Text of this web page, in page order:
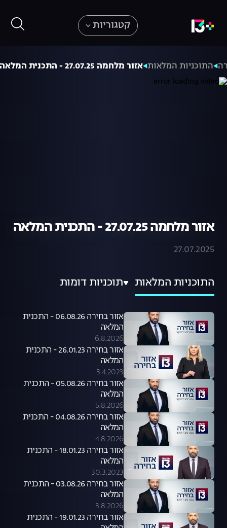
קטגוריות
התוכניות המלאות אזור מלחמה 27.07.25 - התכנית המלאה
אזור מלחמה 27.07.25 - התכנית המלאה
27.07.2025
התוכניות המלאות תוכניות דומות
אזור בחירה 06.08.26 - התכנית
המלאה
6.8.2026
אזור בחירה 26.01.23 - התכנית
המלאה
3.4.2023
אזור בחירה 05.08.26 - התכנית
המלאה
5.8.2026
אזור בחירה 04.08.26 - התכנית
המלאה
4.8.2026
אזור בחירה 18.01.23 - התכנית
המלאה
30.3.2023
אזור בחירה 03.08.26 - התכנית
המלאה
3.8.2026
אזור בחירה 19.01.23 - התכנית